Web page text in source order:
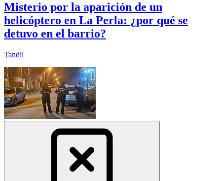
Misterio por la aparición de un
helicóptero en La Perla: ¿por qué se
detuvo en el barrio?
Tandil